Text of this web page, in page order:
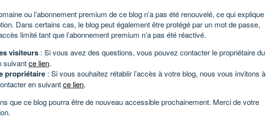
ou l’abonnement premium de ce blog n’a pas été renouvelé, ce qui explique
Dans certains cas, le blog peut également être protégé par un mot de passe,
limité tant que l’abonnement premium n’a pas été réactivé.
visiteurs : Si vous avez des questions, vous pouvez contacter le propriétaire du
suivantce lien.
propriétaire : Si vous souhaitez rétablir l’accès à votre blog, nous vous invitons à
en suivantce lien.
que ce blog pourra être de nouveau accessible prochainement. Merci de votre